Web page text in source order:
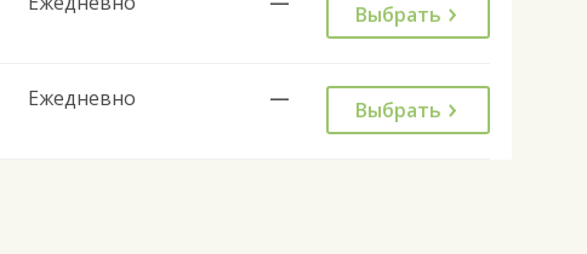
Выбрать
Ежедневно — Выбрать